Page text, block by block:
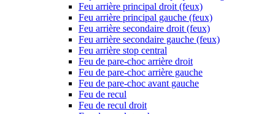
Feu arrière principal droit (feux)
Feu arrière principal gauche (feux)
Feu arrière secondaire droit (feux)
Feu arrière secondaire gauche (feux)
Feu arrière stop central
Feu de pare-choc arrière droit
Feu de pare-choc arrière gauche
Feu de pare-choc avant gauche
Feu de recul
Feu de recul droit